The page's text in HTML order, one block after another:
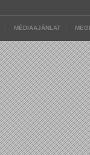
MÉDIAAJÁNLAT